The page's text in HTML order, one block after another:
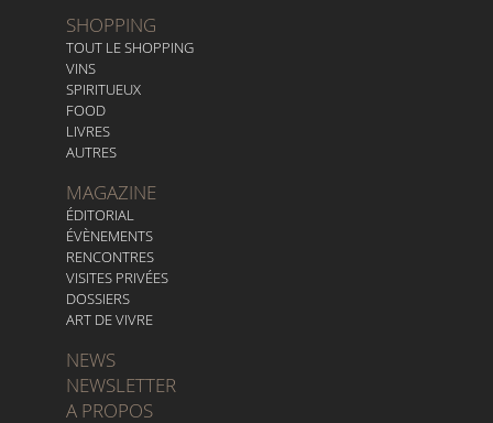
SHOPPING
TOUT LE SHOPPING
VINS
SPIRITUEUX
FOOD
LIVRES
AUTRES
MAGAZINE
ÉDITORIAL
ÉVÈNEMENTS
RENCONTRES
VISITES PRIVÉES
DOSSIERS
ART DE VIVRE
NEWS
NEWSLETTER
A PROPOS